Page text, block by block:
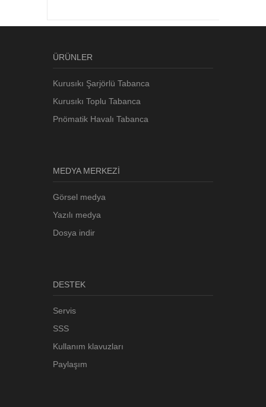
ÜRÜNLER
Kurusıkı Şarjörlü Tabanca
Kurusıkı Toplu Tabanca
Pnömatik Havalı Tabanca
MEDYA MERKEZİ
Görsel medya
Yazılı medya
Dosya indir
DESTEK
Servis
SSS
Kullanım klavuzları
Paylaşım